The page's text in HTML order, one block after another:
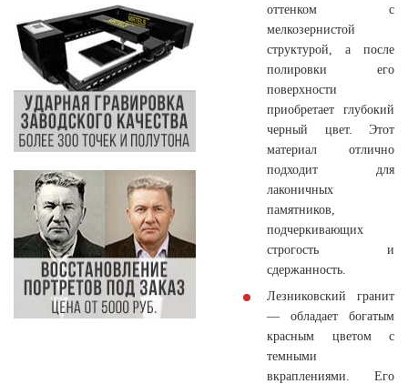
оттенком с
мелкозернистой
структурой, а после
полировки его
поверхности
приобретает глубокий
черный цвет. Этот
материал отлично
подходит для
лаконичных
памятников,
подчеркивающих
строгость и
сдержанность.
Лезниковский гранит
— обладает богатым
красным цветом с
темными
вкраплениями. Его